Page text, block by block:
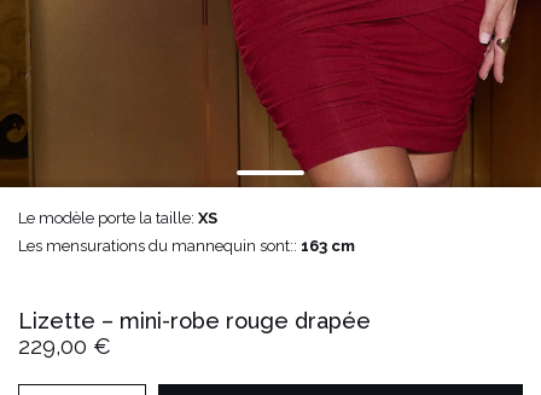
Lizette – mini-robe rouge drapée
229,00 €
Le modèle porte la taille: XS
Les mensurations du mannequin sont:: 163 cm